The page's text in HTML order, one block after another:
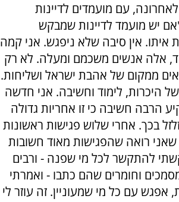
עם מועמדים לדיינות
יש מועמד לדיינות שמבקש
איתו. אין סיבה שלא ניפגש. אני קמה
אלה אנשים משכמם ומעלה. לא רק
ממקום של אהבת ישראל ושליחות.
היכרות, לימוד וחשיבה. אני חדשה
הרבה חשיבה כי זו אחריות גדולה
בכך. אחרי שלוש פגישות ראשונות
שאני רואה שהפגישות מאוד חשובות
להתקשר לכל מי שפנה - ורבים
וחומרים שהם כתבו - ואמרתי
אפגש עם כל מי שמעוניין. זה עוזר לי